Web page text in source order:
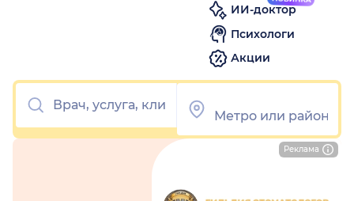
ИИ-доктор
Психологи
Акции
Реклама